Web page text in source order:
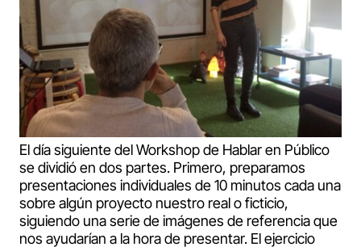
El día siguiente del Workshop de Hablar en Público
se dividió en dos partes. Primero, preparamos
presentaciones individuales de 10 minutos cada una
sobre algún proyecto nuestro real o ficticio,
siguiendo una serie de imágenes de referencia que
nos ayudarían a la hora de presentar. El ejercicio